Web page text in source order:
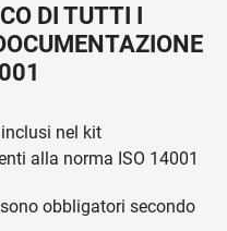
DI TUTTI I
nel kit
alla norma ISO 14001
obbligatori secondo